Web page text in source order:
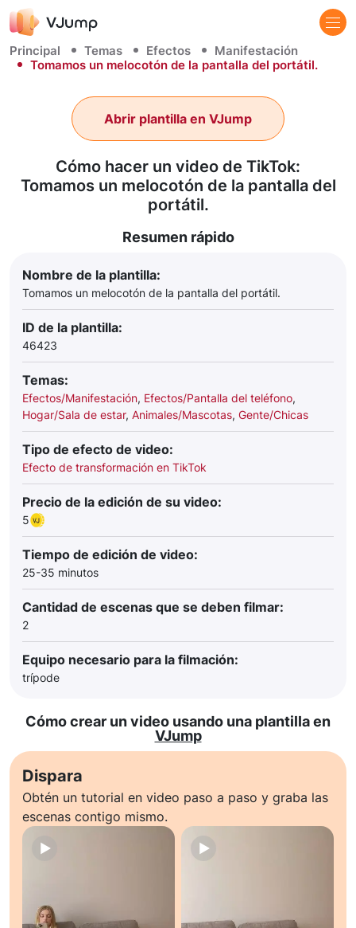
Principal Temas Efectos
Manifestación
Tomamos un melocotón de la pantalla del portátil.
Cómo hacer un video de TikTok:
Tomamos un melocotón de la pantalla del
portátil.
Abrir plantilla en VJump
Resumen rápido
Nombre de la plantilla:
Tomamos un melocotón de la pantalla del portátil.
ID de la plantilla:
46423
Temas:
Efectos/Manifestación, Efectos/Pantalla del teléfono,
Hogar/Sala de estar, Animales/Mascotas, Gente/Chicas
Tipo de efecto de video:
Efecto de transformación en TikTok
Precio de la edición de su video:
5
Tiempo de edición de video:
25-35 minutos
Cantidad de escenas que se deben filmar:
2
Equipo necesario para la filmación:
trípode
Cómo crear un video usando una plantilla en
VJump
Dispara
Obtén un tutorial en video paso a paso y graba las
escenas contigo mismo.